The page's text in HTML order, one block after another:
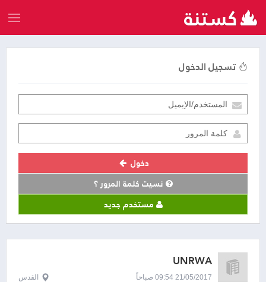
تسجيل الدخول
دخول
نسيت كلمة المرور ؟
مستخدم جديد
UNRWA
21/05/2017 09:54 صباحاً القدس